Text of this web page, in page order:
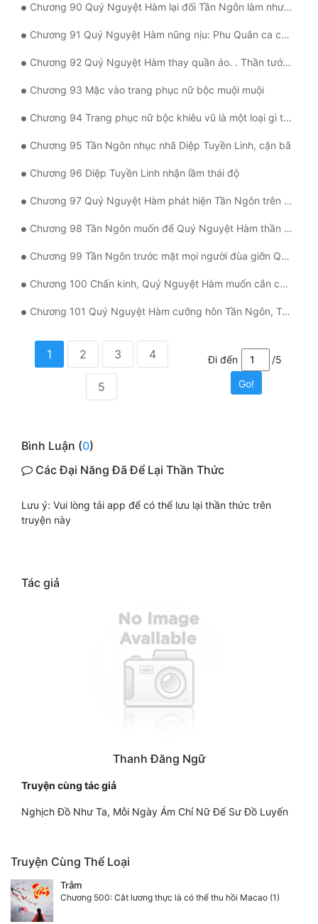
Chương 90 Quý Nguyệt Hàm lại đối Tần Ngôn làm như vậy
Chương 91 Quý Nguyệt Hàm nũng nịu: Phu Quân ca ca, ta sai rồi
Chương 92 Quý Nguyệt Hàm thay quần áo. . Thần tướng trấn vực
Chương 93 Mặc vào trang phục nữ bộc muội muội
Chương 94 Trang phục nữ bộc khiêu vũ là một loại gì trải nghiệm
Chương 95 Tần Ngôn nhục nhã Diệp Tuyền Linh, cặn bã
Chương 96 Diệp Tuyền Linh nhận lầm thái độ
Chương 97 Quý Nguyệt Hàm phát hiện Tần Ngôn trên thân, Diệp Tuyền Linh khí tức
Chương 98 Tần Ngôn muốn để Quý Nguyệt Hàm thần phục
Chương 99 Tần Ngôn trước mặt mọi người đùa giỡn Quý Nguyệt Hàm, tê
Chương 100 Chấn kinh, Quý Nguyệt Hàm muốn cắn chết Tần Ngôn
Chương 101 Quý Nguyệt Hàm cưỡng hôn Tần Ngôn, Tần Ngôn không cho?
1 2 3 4
5
Đi đến
/5
Go!
Bình Luận (0)
Các Đại Năng Đã Để Lại Thần Thức
Lưu ý: Vui lòng tải app để có thể lưu lại thần thức trên
truyện này
Tác giả
Thanh Đăng Ngữ
Truyện cùng tác giả
Nghịch Đồ Như Ta, Mỗi Ngày Ám Chỉ Nữ Đế Sư Đồ Luyến
Truyện Cùng Thể Loại
Trẫm
Chương 500: Cắt lương thực là có thể thu hồi Macao (1)